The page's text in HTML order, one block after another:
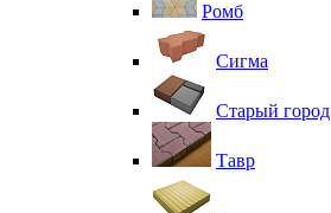
Ромб
Сигма
Старый город
Тавр